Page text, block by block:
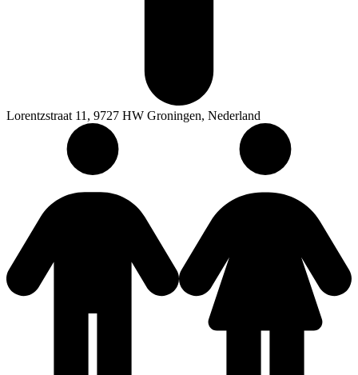
Lorentzstraat 11, 9727 HW Groningen, Nederland